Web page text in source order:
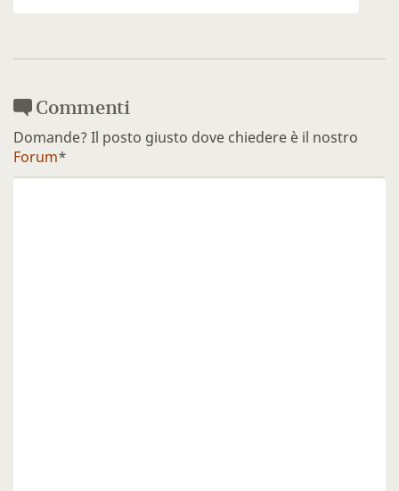
Commenti
Domande? Il posto giusto dove chiedere è il nostro
Forum*